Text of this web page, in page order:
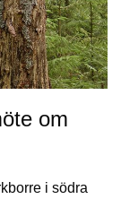
om
i södra